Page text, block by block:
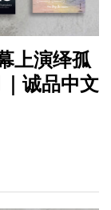
上演绎孤
诚品中文